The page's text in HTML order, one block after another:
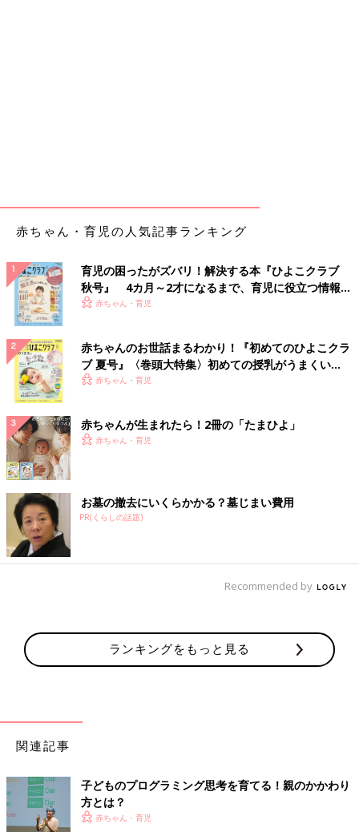
赤ちゃん・育児の人気記事ランキング
育児の困ったがズバリ！解決する本『ひよこクラブ
秋号』 4カ月～2才になるまで、育児に役立つ情報が
いっぱい！
赤ちゃん・育児
赤ちゃんのお世話まるわかり！『初めてのひよこクラ
ブ 夏号』〈巻頭大特集〉初めての授乳がうまくい
く！ おっぱい・ミルクの基本と夏のトラブル 解決テ
赤ちゃん・育児
赤ちゃんが生まれたら！2冊の「たまひよ」
赤ちゃん・育児
お墓の撤去にいくらかかる？墓じまい費用
PR(くらしの話題)
Recommended by
ランキングをもっと見る
関連記事
子どものプログラミング思考を育てる！親のかかわり
方とは？
赤ちゃん・育児